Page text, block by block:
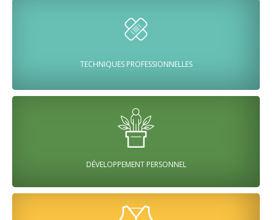
TECHNIQUES PROFESSIONNELLES
DÉVELOPPEMENT PERSONNEL